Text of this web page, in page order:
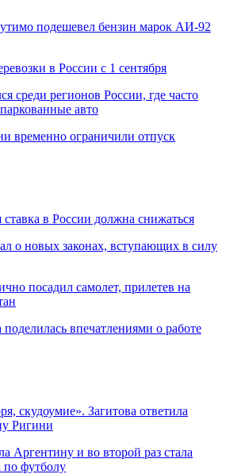
подешевел бензин марок АИ-92
в России с 1 сентября
среди регионов России, где часто
авто
временно ограничили отпуск
в России должна снижаться
о новых законах, вступающих в силу
посадил самолет, прилетев на
впечатлениями о работе
скудоумие». Загитова ответила
Ригини
Аргентину и во второй раз стала
футболу